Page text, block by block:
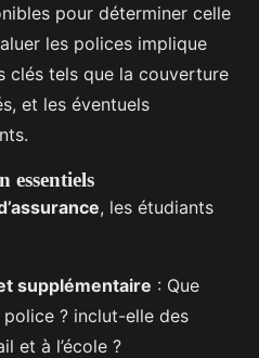
pour déterminer celle
les polices implique
clés tels que la couverture
et les éventuels
essentiels
, les étudiants
supplémentaire : Que
? inclut-elle des
et à l’école ?